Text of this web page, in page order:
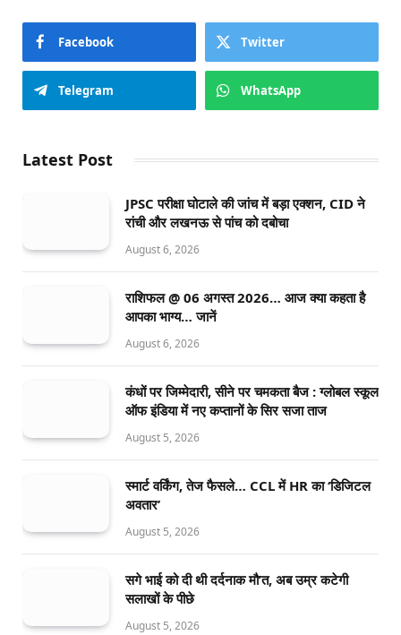
Facebook Twitter
Telegram WhatsApp
Latest Post
JPSC परीक्षा घोटाले की जांच में बड़ा एक्शन, CID ने
रांची और लखनऊ से पांच को दबोचा
August 6, 2026
राशिफल @ 06 अगस्त 2026… आज क्या कहता है
आपका भाग्य… जानें
August 6, 2026
कंधों पर जिम्मेदारी, सीने पर चमकता बैज : ग्लोबल स्कूल
ऑफ इंडिया में नए कप्तानों के सिर सजा ताज
August 5, 2026
स्मार्ट वर्किंग, तेज फैसले… CCL में HR का ‘डिजिटल
अवतार’
August 5, 2026
सगे भाई को दी थी दर्दनाक मौ’त, अब उम्र कटेगी
सलाखों के पीछे
August 5, 2026